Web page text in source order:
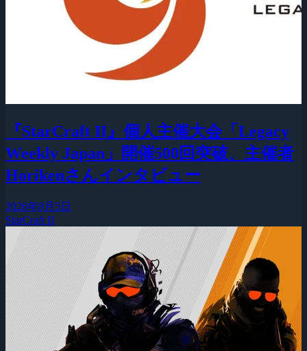
『StarCraft II』個人主催大会「Legacy
Weekly Japan」開催500回突破、主催者
Horikenさんインタビュー
2026年8月5日
StarCraft II